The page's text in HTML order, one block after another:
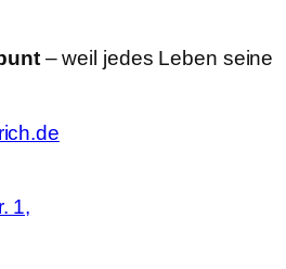
– weil jedes Leben seine
1,